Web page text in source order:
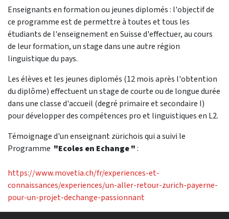
Enseignants en formation ou jeunes diplomés : l'objectif de
ce programme est de permettre à toutes et tous les
étudiants de l'enseignement en Suisse d'effectuer, au cours
de leur formation, un stage dans une autre région
linguistique du pays.
Les élèves et les jeunes diplomés (12 mois après l'obtention
du diplôme) effectuent un stage de courte ou de longue durée
dans une classe d'accueil (degré primaire et secondaire I)
pour développer des compétences pro et linguistiques en L2.
Témoignage d'un enseignant zürichois qui a suivi le
Programme "Ecoles en Echange ":
https://www.movetia.ch/fr/experiences-et-
connaissances/experiences/un-aller-retour-zurich-payerne-
pour-un-projet-dechange-passionnant